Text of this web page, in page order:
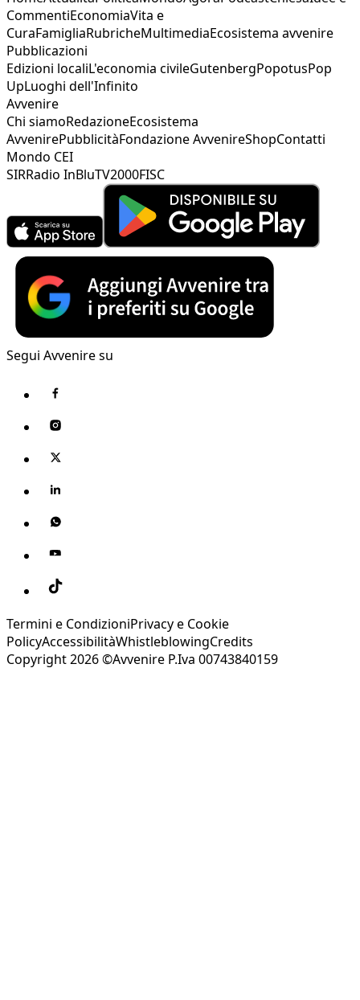
CommentiEconomiaVita e
CuraFamigliaRubricheMultimediaEcosistema avvenire
Pubblicazioni
Edizioni localiL'economia civileGutenbergPopotusPop
UpLuoghi dell'Infinito
Avvenire
Chi siamoRedazioneEcosistema
AvvenirePubblicitàFondazione AvvenireShopContatti
Mondo CEI
SIRRadio InBluTV2000FISC
Segui Avvenire su
Termini e CondizioniPrivacy e Cookie
PolicyAccessibilitàWhistleblowingCredits
Copyright 2026 ©Avvenire P.Iva 00743840159